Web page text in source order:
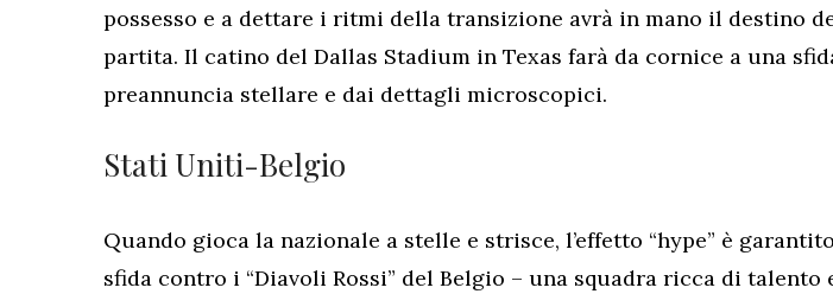
possesso e a dettare i ritmi della transizione avrà in mano il destino
partita. Il catino del Dallas Stadium in Texas farà da cornice a una
preannuncia stellare e dai dettagli microscopici.
Stati Uniti-Belgio
​Quando gioca la nazionale a stelle e strisce, l’effetto “hype” è
sfida contro i “Diavoli Rossi” del Belgio – una squadra ricca di talento